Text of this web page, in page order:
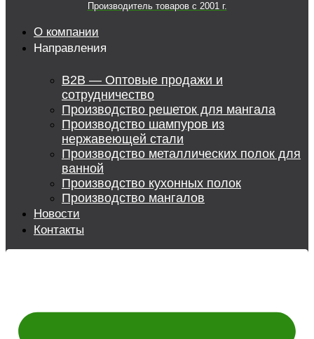
Производитель товаров c 2001 г.
О компании
Направления
B2B — Оптовые продажи и
сотрудничество
Производство решеток для мангала
Производство шампуров из
нержавеющей стали
Производство металлических полок для
ванной
Производство кухонных полок
Производство мангалов
Новости
Контакты